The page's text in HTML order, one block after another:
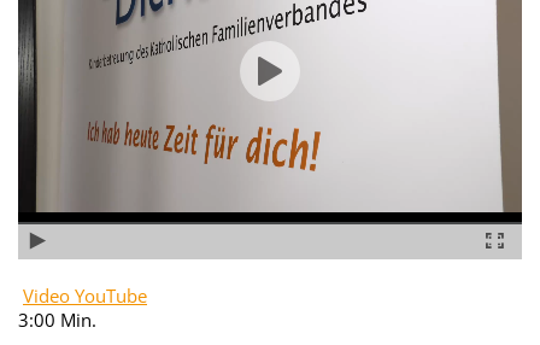
Video YouTube
3:00 Min.